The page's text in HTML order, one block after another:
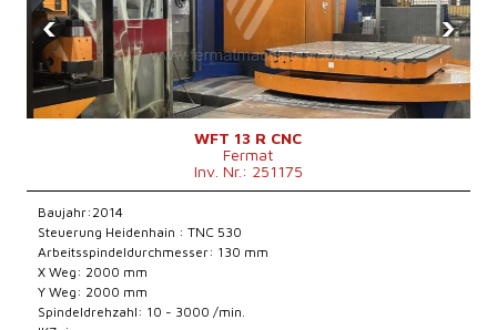
‹ ›
WFT 13 R CNC
Fermat
Inv. Nr.: 251175
Baujahr:2014
Steuerung Heidenhain : TNC 530
Arbeitsspindeldurchmesser: 130 mm
X Weg: 2000 mm
Y Weg: 2000 mm
Spindeldrehzahl: 10 - 3000 /min.